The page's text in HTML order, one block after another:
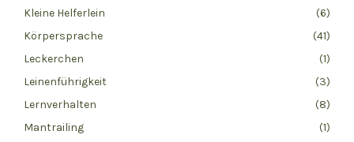
Kleine Helferlein
(6)
Körpersprache
(41)
Leckerchen
(1)
Leinenführigkeit
(3)
Lernverhalten
(8)
Mantrailing
(1)